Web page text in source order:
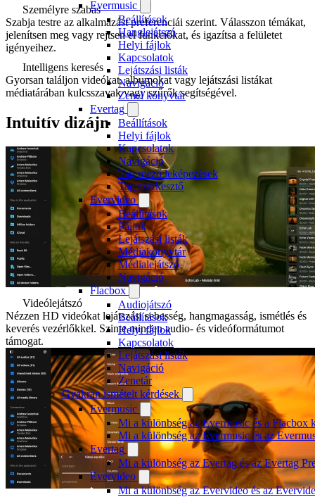
Evermusic
Beállítások
Hanglejátszó
Helyi fájlok
Kapcsolatok
Lejátszási listák
Navigáció
Zenei könyvtár
Evertag
Beállítások
Helyi fájlok
Kapcsolatok
Navigáció
Tag mező leképezések
Tag szerkesztő
Evervideo
Beállítások
Fájlok
Lejátszási listák
Médiakönyvtár
Médialejátszó
Navigáció
Flacbox
Audiojátszó
Beállítások
Helyi fájlok
Kapcsolatok
Lejátszási listák
Navigáció
Zenetár
Gyakran ismételt kérdések
Evermusic
Mi a különbség az Evermusic és a Flacbox
Mi a különbség az Evermusic és az
Evertag
Mi a különbség az Evertag és az Evertag
Evervideo
Mi a különbség az Evervideo és az
Személyre szabás
Szabja testre az alkalmazást preferenciái szerint. Válasszon témákat,
jelenítsen meg vagy rejtsen el funkciókat, és igazítsa a felületet
igényeihez.
Intelligens keresés
Gyorsan találjon videókat, albumokat vagy lejátszási listákat
médiatárában kulcsszavak vagy szűrők segítségével.
Intuitív dizájn
Videólejátszó
Nézzen HD videókat lejátszási sebesség, hangmagasság, ismétlés és
keverés vezérlőkkel. Szinte minden audio- és videóformátumot
támogat.